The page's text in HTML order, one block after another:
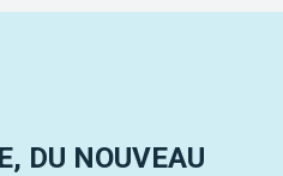
DU NOUVEAU